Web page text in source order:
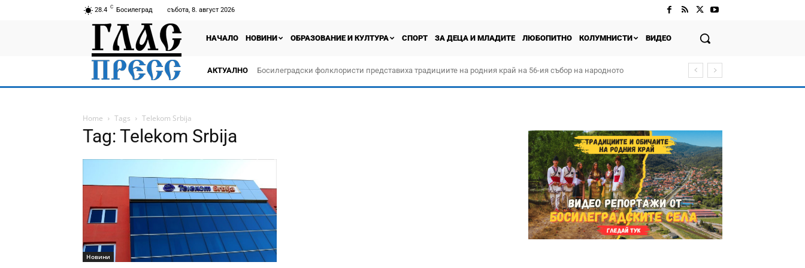
28.4 C Босилеград събота, 8. август 2026
НАЧАЛО НОВИНИ ОБРАЗОВАНИЕ И КУЛТУРА СПОРТ ЗА ДЕЦА И МЛАДИТЕ ЛЮБОПИТНО КОЛУМНИСТИ ВИДЕО
АКТУАЛНО
Босилеградски фолклористи представиха традициите на родния край на 56-ия събор на народното
творчество „Прођох Левач, прођох Шумадију“
Home Tags Telekom Srbija
Tag: Telekom Srbija
Новини